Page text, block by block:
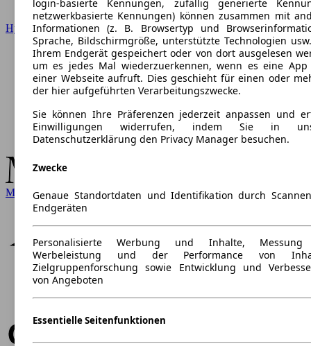
Hyundai
Mercedes-Benz
login-basierte Kennungen, zufällig generierte
netzwerkbasierte Kennungen) können zusammen mit
Informationen (z. B. Browsertyp und
Sprache, Bildschirmgröße, unterstützte Technologien
Ihrem Endgerät gespeichert oder von dort ausgelesen
um es jedes Mal wiederzuerkennen, wenn es eine App
einer Webseite aufruft. Dies geschieht für einen oder
der hier aufgeführten Verarbeitungszwecke.
Sie können Ihre Präferenzen jederzeit anpassen und
Einwilligungen widerrufen, indem Sie in
Datenschutzerklärung den Privacy Manager besuchen.
Zwecke
Genaue Standortdaten und Identifikation durch
Endgeräten
Personalisierte Werbung und Inhalte,
Werbeleistung und der Performance von
Zielgruppenforschung sowie Entwicklung und
von Angeboten
Essentielle Seitenfunktionen